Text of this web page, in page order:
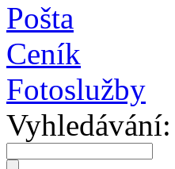
Pošta
Ceník
Fotoslužby
Vyhledávání: